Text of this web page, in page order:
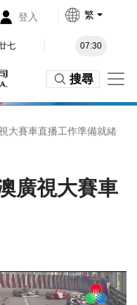
登入 繁
七 07:30
搜尋
大賽車直播工作準備就緒
廣視大賽車